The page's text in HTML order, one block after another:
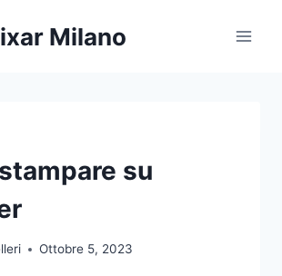
Milano
su
Ottobre 5, 2023